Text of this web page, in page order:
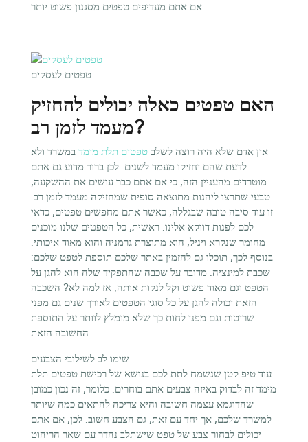
אם אתם מעדיפים טפטים מסגנון פשוט יותר.
טפטים לעסקים
האם טפטים כאלה יכולים להחזיק
מעמד לזמן רב?
אין אדם שלא היה רוצה לשלב טפטים תלת מימד במשרד ולא
לדעת שהם יחזיקו מעמד לשנים. לכן ברור מדוע גם אתם
מוטרדים מהעניין הזה, כי אם אתם כבר עושים את ההשקעה,
טבעי שתרצו ליהנות מתוצאה סופית שמחזיקה מעמד לזמן רב.
זו עוד סיבה טובה שבגללה, כאשר אתם מחפשים טפטים, כדאי
לכם לפנות דווקא אלינו. ראשית, כל הטפטים שלנו מוכנים
מחומר שנקרא ויניל, הוא מתוצרת גרמניה והוא מאוד איכותי.
בנוסף לכך, תוכלו גם להזמין באתר שלכם תוספת לטפט שלכם:
שכבת למינציה. מדובר על שכבה שהתפקיד שלה הוא להגן על
הטפט וגם מאוד פשוט וקל לנקות אותה, אז למה לא? השכבה
הזאת יכולה להגן על כל סוגי הטפטים לאורך שנים גם מפני
שריטות וגם מפני לחות כך שלא מומלץ לוותר על התוספת
החשובה הזאת.
שימו לב לשילובי הצבעים
עוד טיפ קטן שנשמח לתת לכם בנושא של רכישת טפטים תלת
מימד זה לבדוק באיזה צבעים אתם בוחרים. כלומר, זה נכון כמובן
שהדוגמא עצמה חשובה והיא צריכה להתאים כמה שיותר
למשרד שלכם, אך יחד עם זאת, גם הצבע חשוב. לכן, אם אתם
יכולים לבחור צבע של טפט שישתלב נהדר עם שאר הריהוט